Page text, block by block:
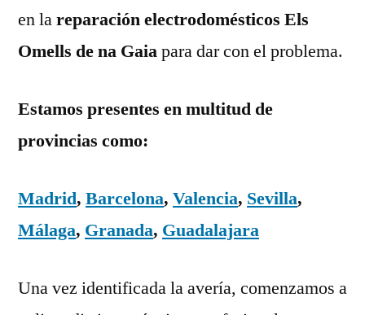
en lareparación electrodomésticos Els
Omells de na Gaiapara dar con el problema.
Estamos presentes en multitud de
provincias como:
Madrid, Barcelona, Valencia, Sevilla,
Málaga, Granada, Guadalajara
Una vez identificada la avería, comenzamos a